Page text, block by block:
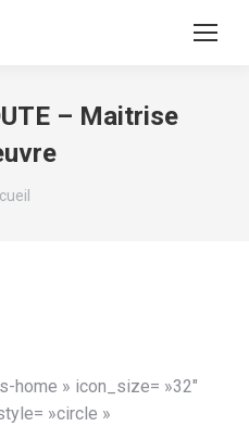
– Maitrise
êtes ici :
home » icon_size= »32″
»circle »